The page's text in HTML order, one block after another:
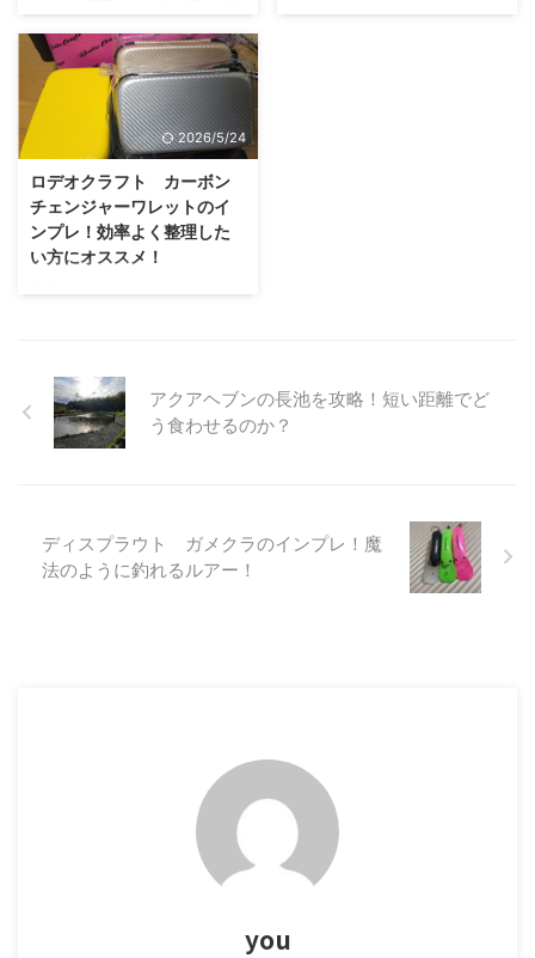
る強波動 で 高活性のマスはもち
ろん ニュートラル のマスまでも
...
ました！グーグルの口コミがあん
まり良くない（昔は良かった）等
が多かったので少し心配でしたが
結果は如何に？ ベリーパーク鹿
留とは？ ベリーパーク鹿留は山
梨県にある管理釣り場です。 名
前の通りタックルベリーが運営し
ています。王禅寺にもあるので関
東民にはそこまで違和感は無いか
もしれませんね。 結構山奥にあ
るので車で行くことになるのです
が、途中の道が狭い場所があるの
落とし込み・・・となっていま ...
2026/5/24
ロデオクラフト カーボン
チェンジャーワレットのイ
ンプレ！効率よく整理した
い方にオススメ！
ので一体どのぐらいのスプーンが
入るのか？使用感など気になって
いる方もいると思うので今回はこ
ちらについてインプレしていきた
ンワレットについて解説しておき
ます。 従来のスプーンワレット
アクアヘブンの長池を攻略！短い距離でど
う食わせるのか？
ディスプラウト ガメクラのインプレ！魔
法のように釣れるルアー！
you